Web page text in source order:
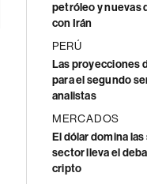
petróleo y nuevas
con Irán
PERÚ
Las proyecciones
para el segundo
analistas
MERCADOS
El dólar domina
sector lleva el
cripto